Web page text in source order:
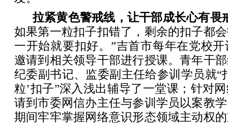
拉紧黄色警戒线，让干部成长心有畏
如果第一粒扣子扣错了，剩余的扣子都
一开始就要扣好。”吉首市每年在党校
邀请到相关领导干部进行授课。青年干
纪委副书记、监委副主任给参训学员就“
粒’扣子”深入浅出辅导了一堂课；针对
请到市委网信办主任与参训学员以案教
期间牢牢掌握网络意识形态领域主动权